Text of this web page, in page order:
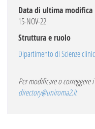
Data di ultima modifica
15-NOV-22
Struttura e ruolo
Dipartimento di Scienze
Per modificare o correggere
directory@uniroma2.it